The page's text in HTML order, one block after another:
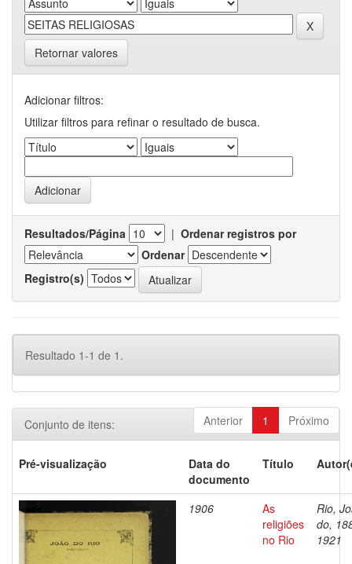
Retornar valores
Adicionar filtros:
Utilizar filtros para refinar o resultado de busca.
Resultados/Página | Ordenar registros por
Ordenar
Registro(s)
Resultado 1-1 de 1.
Anterior 1 Próximo
Conjunto de itens:
Pré-visualização
Data do
documento
Título
1906
As
religiões
no Rio
Rio,
do,
1921